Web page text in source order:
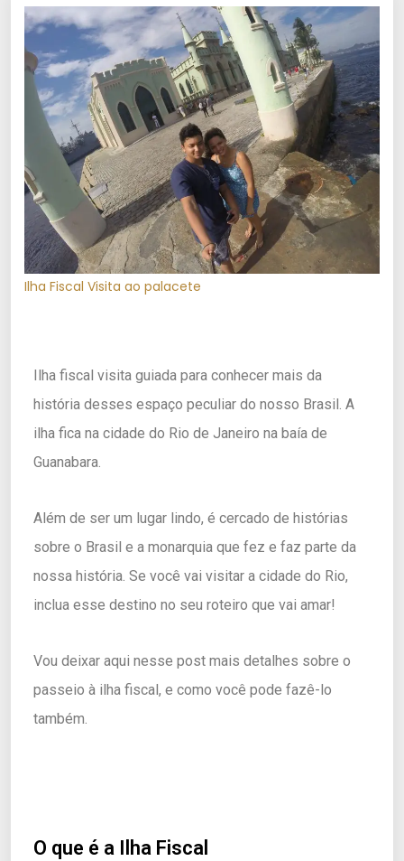
Ilha Fiscal Visita ao palacete
Ilha fiscal visita guiada para conhecer mais da
história desses espaço peculiar do nosso Brasil. A
ilha fica na cidade do Rio de Janeiro na baía de
Guanabara.
Além de ser um lugar lindo, é cercado de histórias
sobre o Brasil e a monarquia que fez e faz parte da
nossa história. Se você vai visitar a cidade do Rio,
inclua esse destino no seu roteiro que vai amar!
Vou deixar aqui nesse post mais detalhes sobre o
passeio à ilha fiscal, e como você pode fazê-lo
também.
O que é a Ilha Fiscal